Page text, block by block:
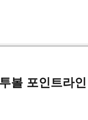
볼 포인트라